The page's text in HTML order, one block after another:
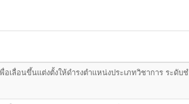
เลื่อนขึ้นแต่งตั้งให้ดำรงตำแหน่งประเภทวิชาการ ระดับ